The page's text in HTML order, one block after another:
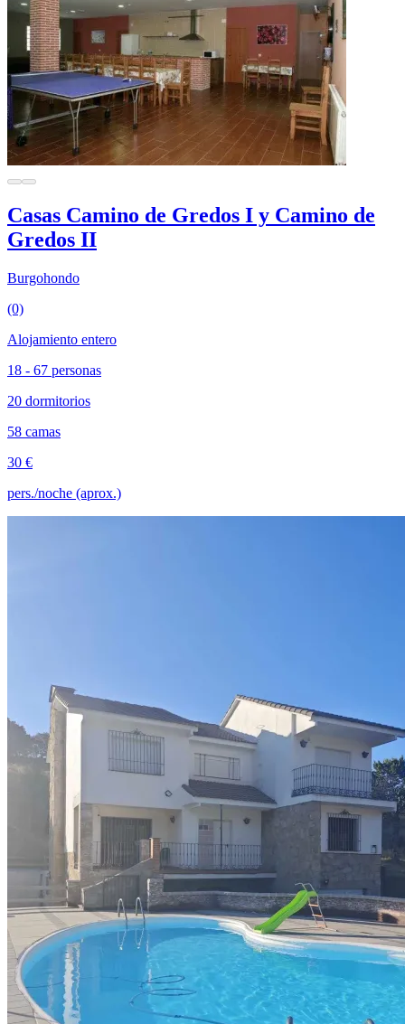
Casas Camino de Gredos I y Camino de
Gredos II
Burgohondo
(0)
Alojamiento entero
18 - 67 personas
20 dormitorios
58 camas
30 €
pers./noche (aprox.)